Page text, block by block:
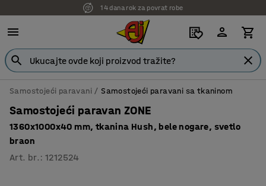
7 godina garancije
Samostojeći paravani Samostojeći paravani sa tkaninom
Samostojeći paravan ZONE
1360x1000x40 mm, tkanina Hush, bele nogare, svetlo
braon
Art. br. :1212524